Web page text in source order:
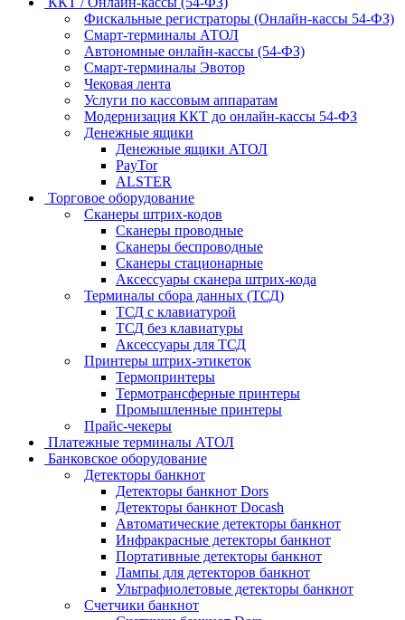
Фискальные регистраторы (Онлайн-кассы 54-ФЗ)
Смарт-терминалы АТОЛ
Автономные онлайн-кассы (54-ФЗ)
Смарт-терминалы Эвотор
Чековая лента
Услуги по кассовым аппаратам
Модернизация ККТ до онлайн-кассы 54-ФЗ
Денежные ящики
Денежные ящики АТОЛ
PayTor
ALSTER
Торговое оборудование
Сканеры штрих-кодов
Сканеры проводные
Сканеры беспроводные
Сканеры стационарные
Аксессуары сканера штрих-кода
Терминалы сбора данных (ТСД)
ТСД с клавиатурой
ТСД без клавиатуры
Аксессуары для ТСД
Принтеры штрих-этикеток
Термопринтеры
Термотрансферные принтеры
Промышленные принтеры
Прайс-чекеры
Платежные терминалы АТОЛ
Банковское оборудование
Детекторы банкнот
Детекторы банкнот Dors
Детекторы банкнот Docash
Автоматические детекторы банкнот
Инфракрасные детекторы банкнот
Портативные детекторы банкнот
Лампы для детекторов банкнот
Ультрафиолетовые детекторы банкнот
Счетчики банкнот